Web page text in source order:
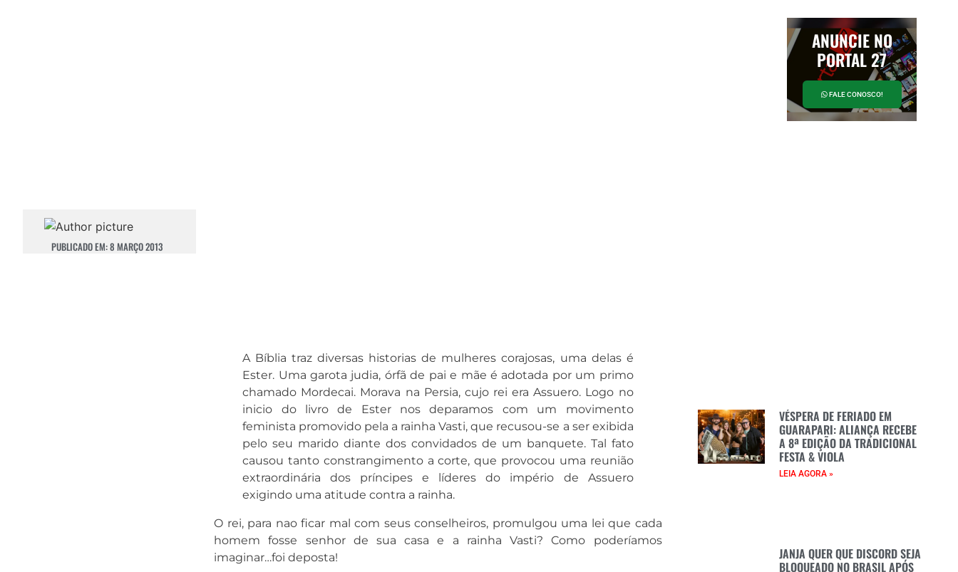
ANUNCIE NO
PORTAL 27
FALE CONOSCO!
PUBLICADO EM:8 MARÇO 2013
A Bíblia traz diversas historias de mulheres corajosas, uma delas é
Ester. Uma garota judia, órfã de pai e mãe é adotada por um primo
chamado Mordecai. Morava na Persia, cujo rei era Assuero. Logo no
inicio do livro de Ester nos deparamos com um movimento
feminista promovido pela a rainha Vasti, que recusou-se a ser exibida
pelo seu marido diante dos convidados de um banquete. Tal fato
causou tanto constrangimento a corte, que provocou uma reunião
extraordinária dos príncipes e líderes do império de Assuero
exigindo uma atitude contra a rainha.
O rei, para nao ficar mal com seus conselheiros, promulgou uma lei que cada
homem fosse senhor de sua casa e a rainha Vasti? Como poderíamos
imaginar…foi deposta!
VÉSPERA DE FERIADO EM
GUARAPARI: ALIANÇA RECEBE
A 8ª EDIÇÃO DA TRADICIONAL
FESTA & VIOLA
LEIA AGORA »
JANJA QUER QUE DISCORD SEJA
BLOQUEADO NO BRASIL APÓS